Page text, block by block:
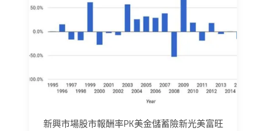
新興市場股市報酬率PK美金儲蓄險新光美富旺